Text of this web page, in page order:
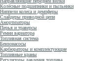
Колёсные подшипники и пыльники
Ниппели колеса и демпферы
Слайдеры приводной цепи
Амортизаторы
Перья и траверсы
Ремни вариатора
Топливная система
Бензонасосы
Карбюраторы и комплектующие
Топливные краны
Регуляторы давления топлива